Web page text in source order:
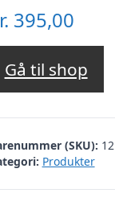
395,00
Gå til shop
(SKU):
Produkter